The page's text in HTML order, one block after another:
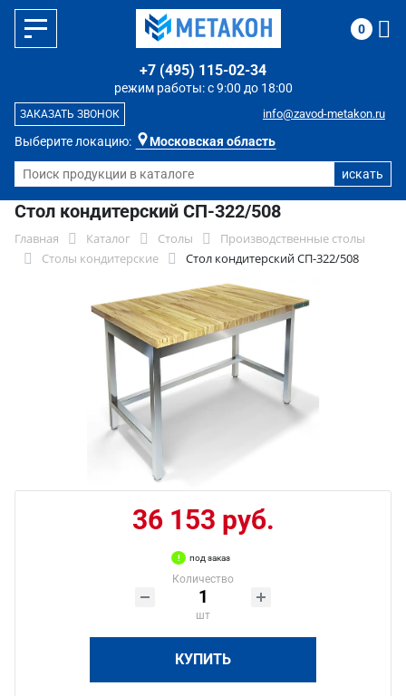
Выберите локацию: Московская область
режим работы: с 9:00 до 18:00
+7 (495) 115-02-34
info@zavod-metakon.ru
ЗАКАЗАТЬ ЗВОНОК
0
Стол кондитерский СП-322/508
Главная Каталог Столы
Производственные столы
Столы кондитерские
Стол кондитерский СП-322/508
36 153 руб.
под заказ
Количество
шт
КУПИТЬ